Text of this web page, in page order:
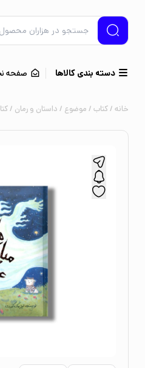
دسته بندی کالاها صفحه
خانه/کتاب/ موضوع / داستان و رمان /